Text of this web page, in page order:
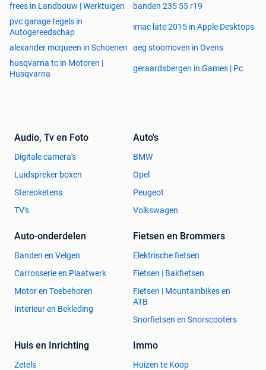
frees in Landbouw | Werktuigen
banden 235 55 r19
pvc garage tegels in
Autogereedschap
imac late 2015 in Apple Desktops
alexander mcqueen in Schoenen
aeg stoomoven in Ovens
husqvarna tc in Motoren |
Husqvarna
geraardsbergen in Games | Pc
Audio, Tv en Foto
Digitale camera's
Luidspreker boxen
Stereoketens
TV's
Auto's
BMW
Opel
Peugeot
Volkswagen
Auto-onderdelen
Banden en Velgen
Carrosserie en Plaatwerk
Motor en Toebehoren
Interieur en Bekleding
Fietsen en Brommers
Elektrische fietsen
Fietsen | Bakfietsen
Fietsen | Mountainbikes en
ATB
Snorfietsen en Snorscooters
Huis en Inrichting
Zetels
Immo
Huizen te Koop